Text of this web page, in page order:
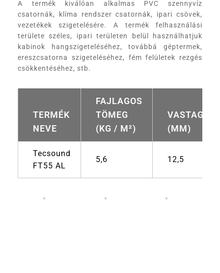
A termék kiválóan alkalmas PVC szennyvíz
csatornák, klíma rendszer csatornák, ipari csövek,
vezetékek szigetelésére. A termék felhasználási
területe széles, ipari területen belül használhatjuk
kabinok hangszigeteléséhez, továbbá géptermek,
ereszcsatorna szigeteléséhez, fém felületek rezgés
csökkentéséhez, stb.
TERMÉK
NEVE
FAJLAGOS
TÖMEG
(KG / M²)
(MM)
Tecsound
FT55 AL
5,6 12,5